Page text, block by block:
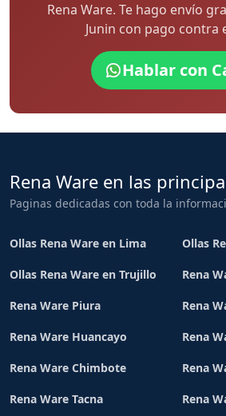
Rena Ware. Te hago envío
Junin con pago contra
Hablar con
Rena Ware en las
Paginas dedicadas con toda la
Ollas Rena Ware en Lima Ollas
Ollas Rena Ware en Trujillo Rena
Rena Ware Piura Rena
Rena Ware Huancayo Rena
Rena Ware Chimbote Rena
Rena Ware Tacna Rena